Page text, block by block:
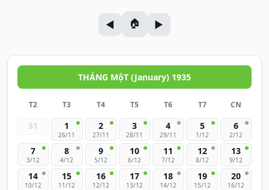
THÁNG MộT (January) 1935
T2 T3 T4 T5 T6 T7 CN
31 1
26/11
2
27/11
3
28/11
4
29/11
5
1/12
6
2/12
7
3/12
8
4/12
9
5/12
10
6/12
11
7/12
12
8/12
13
9/12
14
10/12
15
11/12
16
12/12
17
13/12
18
14/12
19
15/12
20
16/12